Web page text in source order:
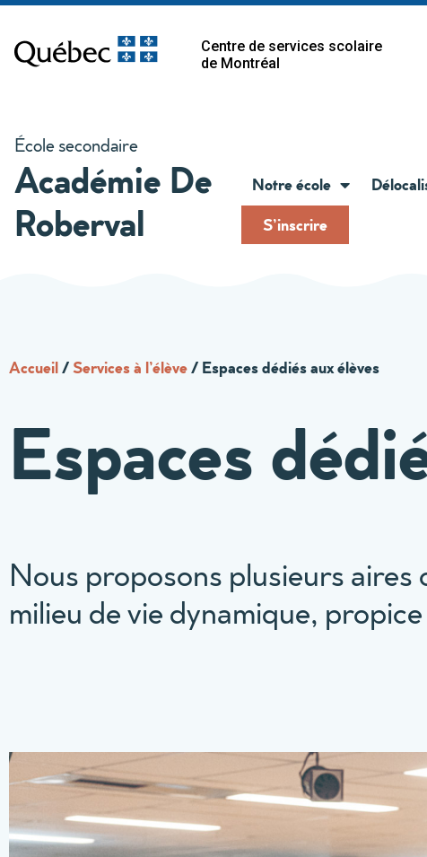
Centre de services scolaire
de Montréal
École secondaire
Académie De
Roberval
Notre école
S’inscrire
Accueil/Services à l’élève/Espaces dédiés aux élèves
Espaces
Nous proposons plusieurs aires
milieu de vie dynamique,